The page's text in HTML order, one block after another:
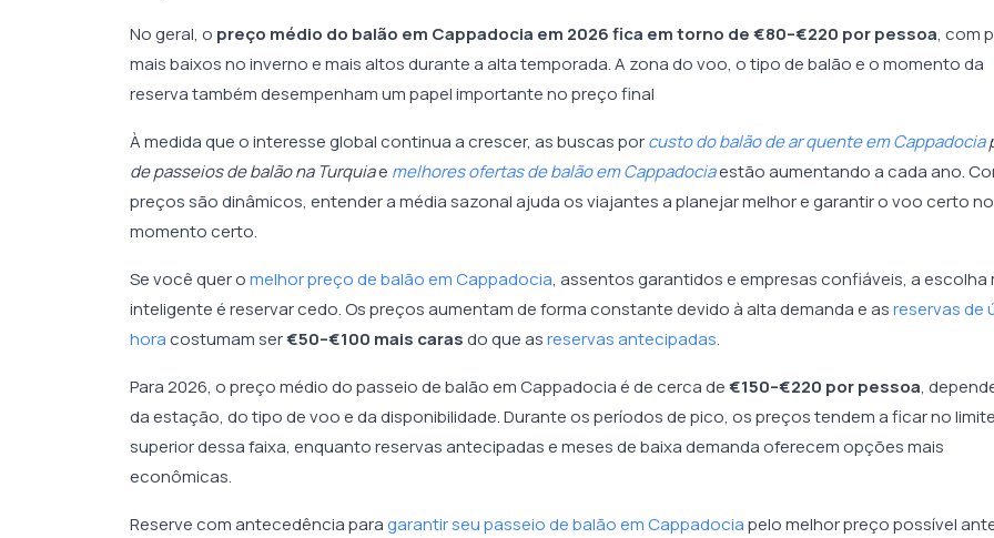
No geral, o preço médio do balão em Cappadocia em 2026 fica em torno de €80–€220 por pessoa, com
mais baixos no inverno e mais altos durante a alta temporada. A zona do voo, o tipo de balão e o momento da
reserva também desempenham um papel importante no preço final
À medida que o interesse global continua a crescer, as buscas porcusto do balão de ar quente em Cappadocia
de passeios de balão na Turquiae melhores ofertas de balão em Cappadociaestão aumentando a cada ano.
preços são dinâmicos, entender a média sazonal ajuda os viajantes a planejar melhor e garantir o voo certo no
momento certo.
Se você quer omelhor preço de balão em Cappadocia, assentos garantidos e empresas confiáveis, a escolha
inteligente é reservar cedo. Os preços aumentam de forma constante devido à alta demanda e asreservas de
horacostumam ser€50–€100 mais carasdo que asreservas antecipadas.
Para 2026, o preço médio do passeio de balão em Cappadocia é de cerca de€150–€220 por pessoa,
da estação, do tipo de voo e da disponibilidade. Durante os períodos de pico, os preços tendem a ficar no limite
superior dessa faixa, enquanto reservas antecipadas e meses de baixa demanda oferecem opções mais
econômicas.
Reserve com antecedência paragarantir seu passeio de balão em Cappadociapelo melhor preço possível